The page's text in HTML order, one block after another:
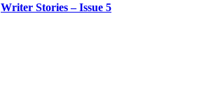
Writer Stories – Issue 5